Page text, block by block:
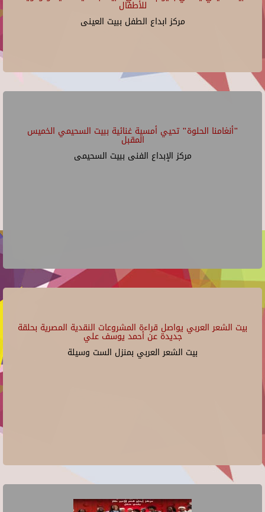
للأطفال
مركز ابداع الطفل ببيت العينى
"أنغامنا الحلوة" تحيي أمسية غنائية ببيت السحيمي الخميس
المقبل
مركز الإبداع الفنى ببيت السحيمى
بيت الشعر العربي يواصل قراءة المشروعات النقدية المصرية بحلقة
جديدة عن أحمد يوسف علي
بيت الشعر العربي بمنزل الست وسيلة